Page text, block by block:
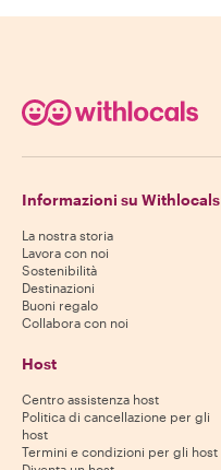
Informazioni su Withlocals
La nostra storia
Lavora con noi
Sostenibilità
Destinazioni
Buoni regalo
Collabora con noi
Host
Centro assistenza host
Politica di cancellazione per gli
host
Termini e condizioni per gli host